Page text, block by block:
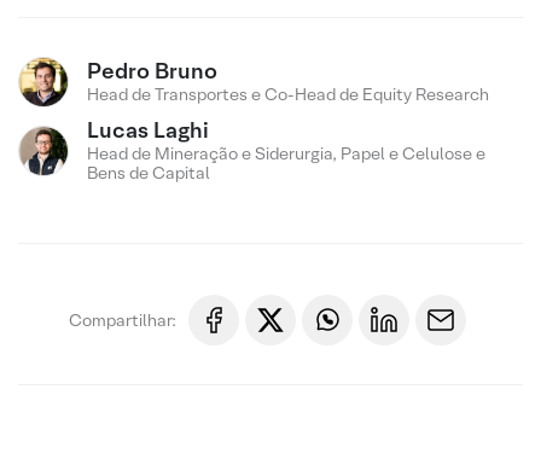
Pedro Bruno
Head de Transportes e Co-Head de Equity Research
Lucas Laghi
Head de Mineração e Siderurgia, Papel e Celulose e
Bens de Capital
Compartilhar: